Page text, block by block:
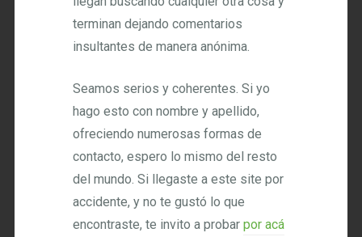
terminan dejando comentarios
insultantes de manera anónima.
Seamos serios y coherentes. Si yo
hago esto con nombre y apellido,
ofreciendo numerosas formas de
contacto, espero lo mismo del resto
del mundo. Si llegaste a este site por
accidente, y no te gustó lo que
encontraste, te invito a probarpor acá